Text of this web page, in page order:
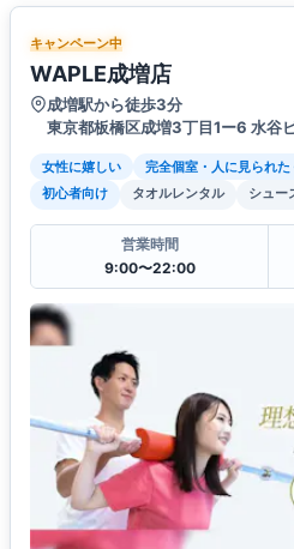
キャンペーン中
WAPLE成増店
成増駅から徒歩3分
東京都板橋区成増3丁目1ー6 水谷
女性に嬉しい 完全個室・人に見られた
初心者向け
タオルレンタル シュー
営業時間
9:00〜22:00